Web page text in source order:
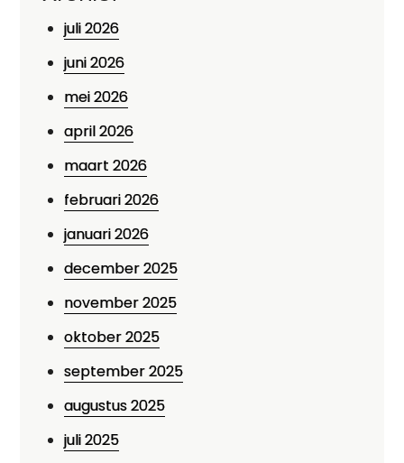
juli 2026
juni 2026
mei 2026
april 2026
maart 2026
februari 2026
januari 2026
december 2025
november 2025
oktober 2025
september 2025
augustus 2025
juli 2025